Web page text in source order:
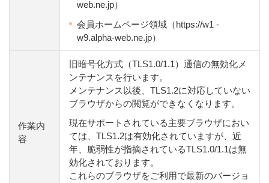
web.ne.jp）
会員ホームページ領域（https://w1 -
w9.alpha-web.ne.jp）
作業内
容
旧暗号化方式（TLS1.0/1.1）通信の無効化メ
ンテナンスを行います。
メンテナンス以後、TLS1.2に対応していない
ブラウザからの閲覧ができなくなります。
現在サポートされている主要ブラウザにおい
ては、TLS1.2は有効化されていますが、近
年、脆弱性が指摘されているTLS1.0/1.1は無
効化されております。
これらのブラウザをご利用で最新のバージョ